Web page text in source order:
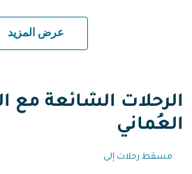
عرض المزيد
الرحلات الشائعة مع
العُماني
مسقط رحلات إلى